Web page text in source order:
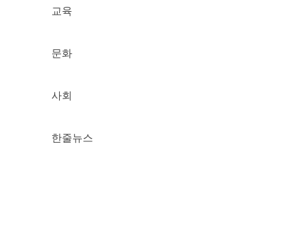
교육
문화
사회
한줄뉴스